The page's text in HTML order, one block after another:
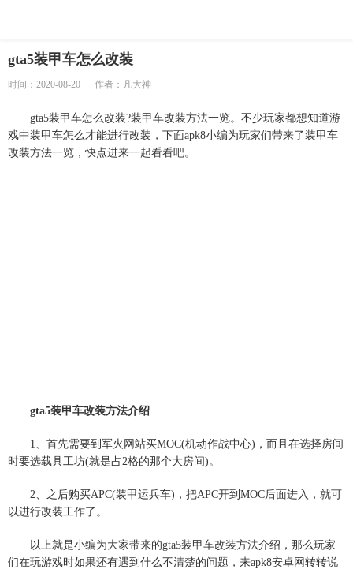
gta5装甲车怎么改装
时间：2020-08-20 作者：凡大神
gta5装甲车怎么改装?装甲车改装方法一览。不少玩家都想知道游
戏中装甲车怎么才能进行改装，下面apk8小编为玩家们带来了装甲车
改装方法一览，快点进来一起看看吧。
gta5装甲车改装方法介绍
1、首先需要到军火网站买MOC(机动作战中心)，而且在选择房间
时要选载具工坊(就是占2格的那个大房间)。
2、之后购买APC(装甲运兵车)，把APC开到MOC后面进入，就可
以进行改装工作了。
以上就是小编为大家带来的gta5装甲车改装方法介绍，那么玩家
们在玩游戏时如果还有遇到什么不清楚的问题，来apk8安卓网转转说